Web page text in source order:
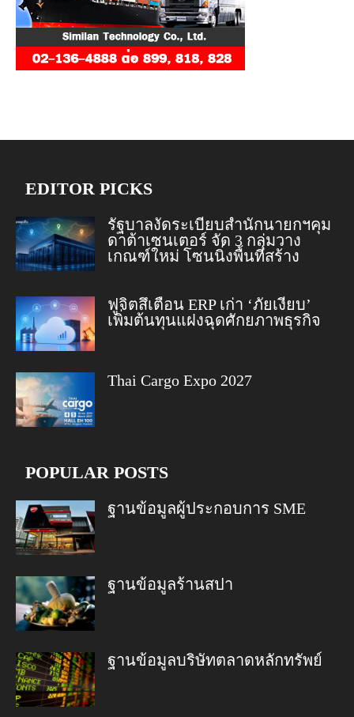
EDITOR PICKS
รัฐบาลงัดระเบียบสำนักนายกฯคุม
ดาต้าเซนเตอร์ จัด 3 กลุ่มวาง
เกณฑ์ใหม่ โซนนิ่งพื้นที่สร้าง
ฟูจิตสึเตือน ERP เก่า ‘ภัยเงียบ’
เพิ่มต้นทุนแฝงฉุดศักยภาพธุรกิจ
Thai Cargo Expo 2027
POPULAR POSTS
ฐานข้อมูลผู้ประกอบการ SME
ฐานข้อมูลร้านสปา
ฐานข้อมูลบริษัทตลาดหลักทรัพย์